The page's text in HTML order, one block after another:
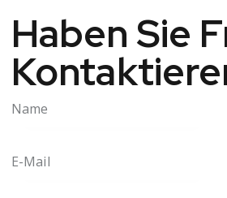
Haben Sie